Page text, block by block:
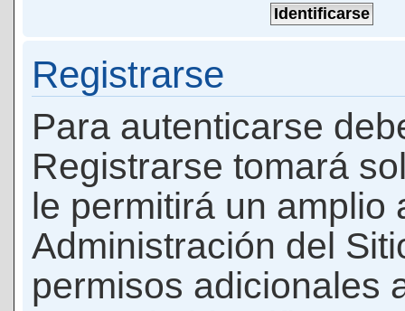
Registrarse
Para autenticarse
Registrarse tomará
le permitirá un amplio
Administración del
permisos adicionales